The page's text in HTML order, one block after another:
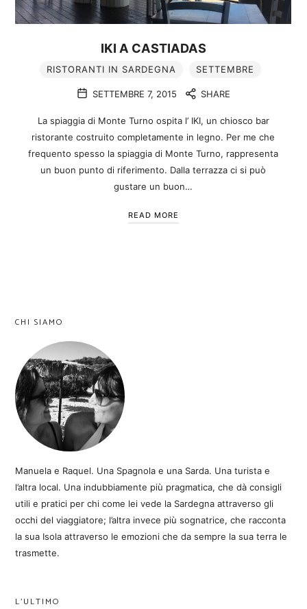
IKI A CASTIADAS
RISTORANTI IN SARDEGNA SETTEMBRE
SETTEMBRE 7, 2015 SHARE
La spiaggia di Monte Turno ospita l’ IKI, un chiosco bar
ristorante costruito completamente in legno. Per me che
frequento spesso la spiaggia di Monte Turno, rappresenta
un buon punto di riferimento. Dalla terrazza ci si può
gustare un buon…
READ MORE
CHI SIAMO
Manuela e Raquel. Una Spagnola e una Sarda. Una turista e
l’altra local. Una indubbiamente più pragmatica, che dà consigli
utili e pratici per chi come lei vede la Sardegna attraverso gli
occhi del viaggiatore; l’altra invece più sognatrice, che racconta
la sua Isola attraverso le emozioni che da sempre la sua terra le
trasmette.
L’ULTIMO